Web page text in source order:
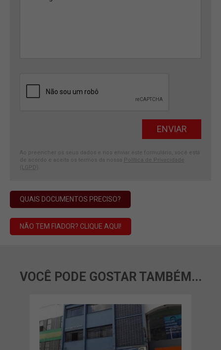
Ao preencher os seus dados e nos enviar este formulário, você está
de acordo e aceita os termos da nossa Política de Privacidade
(LGPD)
QUAIS DOCUMENTOS PRECISO?
NÃO TEM FIADOR? CLIQUE AQUI!
VOCÊ PODE GOSTAR TAMBÉM...